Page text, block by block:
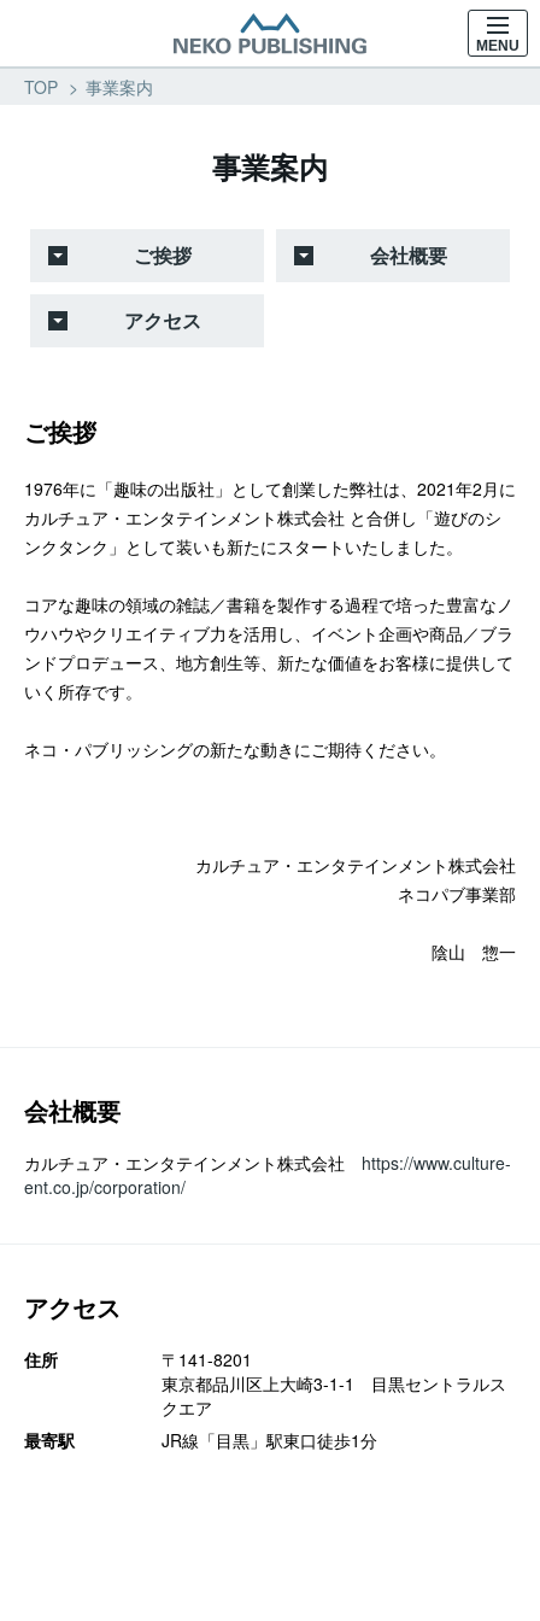
MENU
TOP 事業案内
事業案内
ご挨拶 会社概要
アクセス
ご挨拶
1976年に「趣味の出版社」として創業した弊社は、2021年2月に
カルチュア・エンタテインメント株式会社 と合併し「遊びのシ
ンクタンク」として装いも新たにスタートいたしました。
コアな趣味の領域の雑誌／書籍を製作する過程で培った豊富なノ
ウハウやクリエイティブ力を活用し、イベント企画や商品／ブラ
ンドプロデュース、地方創生等、新たな価値をお客様に提供して
いく所存です。
ネコ・パブリッシングの新たな動きにご期待ください。
カルチュア・エンタテインメント株式会社
ネコパブ事業部
陰山 惣一
会社概要
カルチュア・エンタテインメント株式会社 https://www.culture-
ent.co.jp/corporation/
アクセス
住所
〒141-8201
東京都品川区上大崎3-1-1 目黒セントラルス
クエア
最寄駅
JR線「目黒」駅東口徒歩1分